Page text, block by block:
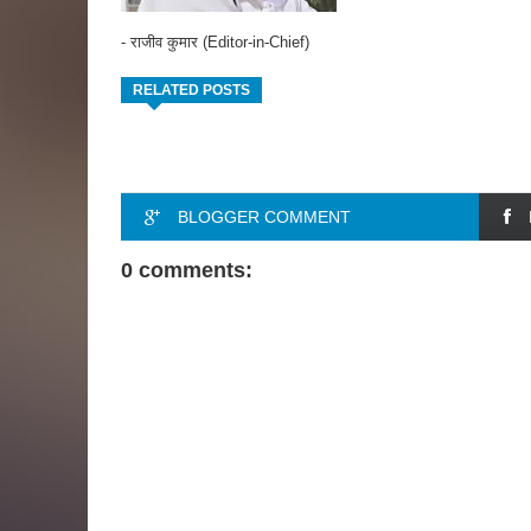
- राजीव कुमार (Editor-in-Chief)
RELATED POSTS
BLOGGER COMMENT
0 comments: